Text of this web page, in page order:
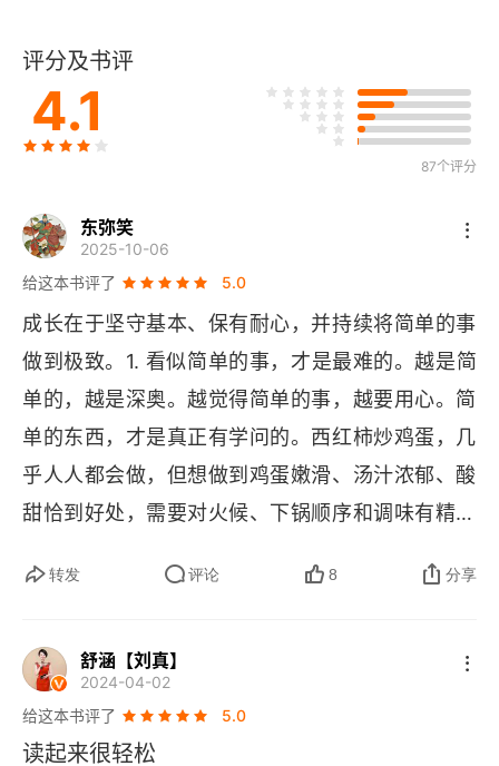
009 不复制过往的成功。
010 不依赖先例。
012 思考时不妨读点东西。
013 大量阅读，反复阅读。
014 用文字记录灵感。
016 每天都要播种。
017 不要被准备好的东西拘束。
020 前进就该一步一个脚印。
022 把“改善”当成一种工作。
评分及书评
4.1
87个评分
东弥笑
2025-10-06
给这本书评了
5.0
成长在于坚守基本、保有耐心，并持续将简单的事
做到极致。1. 看似简单的事，才是最难的。越是简
单的，越是深奥。越觉得简单的事，越要用心。简
单的东西，才是真正有学问的。西红柿炒鸡蛋，几
乎人人都会做，但想做到鸡蛋嫩滑、汤汁浓郁、酸
甜恰到好处，需要对火候、下锅顺序和调味有精准
行清晰的要点，快速抓住重点，这比写一篇冗长的
能常年坚持下来，需要极强的自律和习惯支撑。就
功里最考验耐力和核心力量的。就像冰山的尖顶，
转发 评论 8 分享
舒涵【刘真】
2024-04-02
给这本书评了
5.0
读起来很轻松